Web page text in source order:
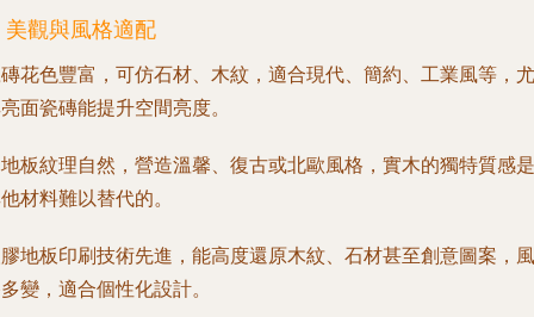
美觀與風格適配
花色豐富，可仿石材、木紋，適合現代、簡約、工業風等，尤
面瓷磚能提升空間亮度。
板紋理自然，營造溫馨、復古或北歐風格，實木的獨特質感是
材料難以替代的。
地板印刷技術先進，能高度還原木紋、石材甚至創意圖案，風
變，適合個性化設計。